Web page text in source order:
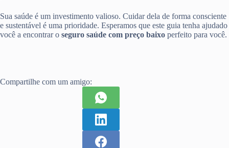
Sua saúde é um investimento valioso. Cuidar dela de forma consciente
e sustentável é uma prioridade. Esperamos que este guia tenha ajudado
você a encontrar o seguro saúde com preço baixo perfeito para você.
Compartilhe com um amigo: